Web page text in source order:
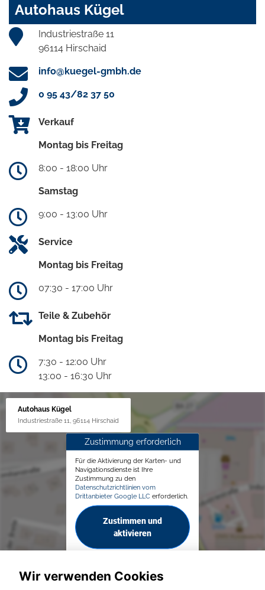
Autohaus Kügel
Industriestraße 11
96114 Hirschaid
info@kuegel-gmbh.de
0 95 43/82 37 50
Verkauf
Montag bis Freitag
8:00 - 18:00 Uhr
Samstag
9:00 - 13:00 Uhr
Service
Montag bis Freitag
07:30 - 17:00 Uhr
Teile & Zubehör
Montag bis Freitag
7:30 - 12:00 Uhr
13:00 - 16:30 Uhr
Autohaus Kügel
Industriestraße 11, 96114 Hirschaid
Zustimmung erforderlich
Für die Aktivierung der Karten- und
Navigationsdienste ist Ihre
Zustimmung zu den
Datenschutzrichtlinien vom
Drittanbieter Google LLC erforderlich.
Zustimmen und
aktivieren
Wir verwenden Cookies